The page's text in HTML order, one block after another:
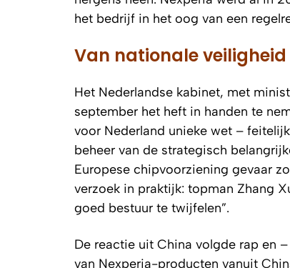
het bedrijf in het oog van een
Van nationale
Het Nederlandse kabinet, met
september het heft in handen te
voor Nederland unieke wet –
beheer van de strategisch
Europese chipvoorziening gevaar
verzoek in praktijk: topman Zhang
goed bestuur te twijfelen”.
De reactie uit China volgde rap en
van Nexperia-producten vanuit